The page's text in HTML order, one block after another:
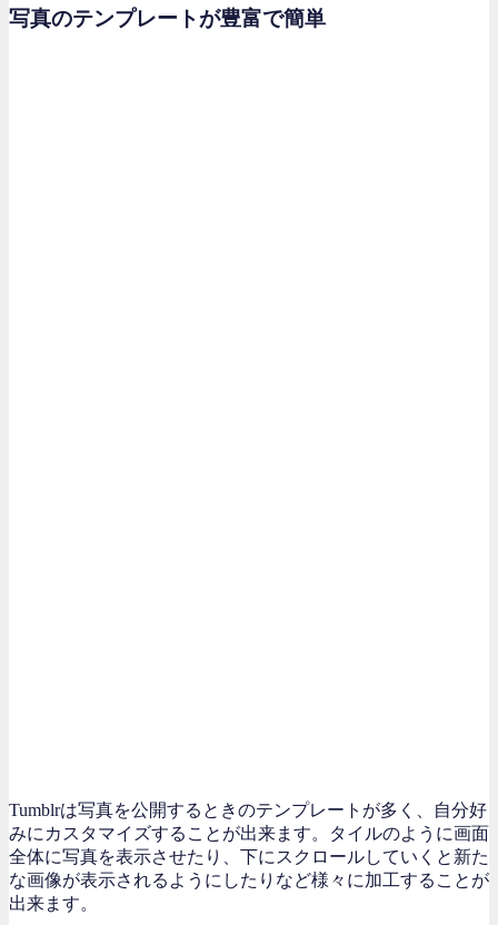
写真のテンプレートが豊富で簡単
Tumblrは写真を公開するときのテンプレートが多く、自分好
みにカスタマイズすることが出来ます。タイルのように画面
全体に写真を表示させたり、下にスクロールしていくと新た
な画像が表示されるようにしたりなど様々に加工することが
出来ます。